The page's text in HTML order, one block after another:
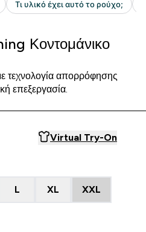
Κοντομάνικο
τεχνολογία απορρόφησης
επεξεργασία.
Virtual Try-On
L XL XXL